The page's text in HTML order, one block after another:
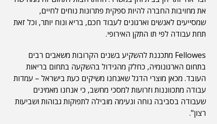
את מחויבות החברה להיות ספקית פתרונות נוחים לחיים,
שמסייעים לאנשים וארגונים לעבוד חכם, בריא ונוח יותר, וכל זאת
תחת עבודה לפי תו התקן האירופי.
Fellowes מתכננת להשקיע בשנים הקרובות משאבים רבים
בתחום הארגונומיה, כחלק מהגידול בהשקעה בתחום בריאות
העובד. מכאן מוצרי הדגל שאנחנו משיקים כעת בישראל – עמדות
עבודה מתכווננות וזרועות למסכי מחשב, כי אנחנו מאמינים
שעבודה בסביבה נוחה ונעימה מובילה לתפוקות גבוהות ושביעות
רצון".